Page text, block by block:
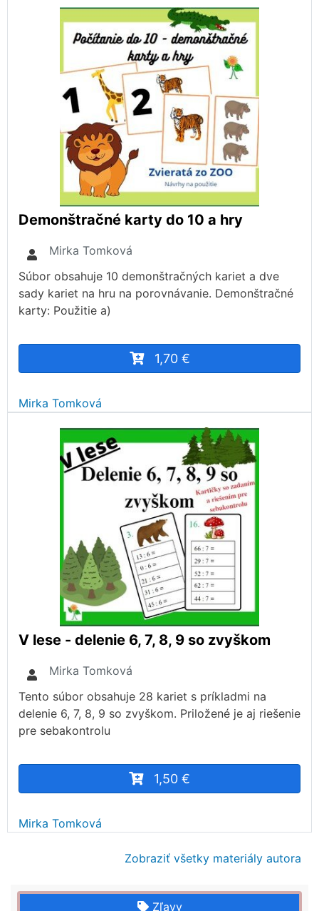
Demonštračné karty do 10 a hry
Mirka Tomková
Súbor obsahuje 10 demonštračných kariet a dve
sady kariet na hru na porovnávanie. Demonštračné
karty: Použitie a)
1,70 €
Mirka Tomková
V lese - delenie 6, 7, 8, 9 so zvyškom
Mirka Tomková
Tento súbor obsahuje 28 kariet s príkladmi na
delenie 6, 7, 8, 9 so zvyškom. Priložené je aj riešenie
pre sebakontrolu
1,50 €
Mirka Tomková
Zobraziť všetky materiály autora
Zľavy